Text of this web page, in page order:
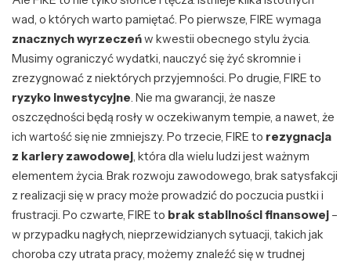
wad, o których warto pamiętać. Po pierwsze, FIRE wymaga
znacznych wyrzeczeńw kwestii obecnego stylu życia.
Musimy ograniczyć wydatki, nauczyć się żyć skromnie i
zrezygnować z niektórych przyjemności. Po drugie, FIRE to
ryzyko inwestycyjne. Nie ma gwarancji, że nasze
oszczędności będą rosły w oczekiwanym tempie, a nawet, że
ich wartość się nie zmniejszy. Po trzecie, FIRE to rezygnacja
z kariery zawodowej, która dla wielu ludzi jest ważnym
elementem życia. Brak rozwoju zawodowego, brak satysfakcji
z realizacji się w pracy może prowadzić do poczucia pustki i
frustracji. Po czwarte, FIRE to brak stabilności finansowej –
w przypadku nagłych, nieprzewidzianych sytuacji, takich jak
choroba czy utrata pracy, możemy znaleźć się w trudnej